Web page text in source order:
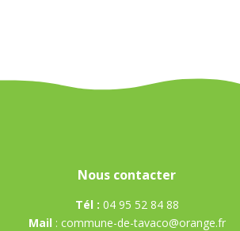
Nous contacter
Tél : 04 95 52 84 88
Mail : commune-de-tavaco@orange.fr